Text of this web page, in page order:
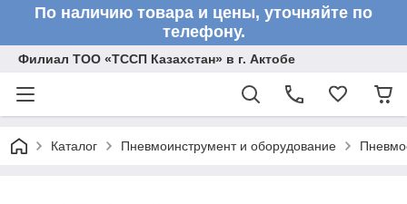
По наличию товара и цены, уточняйте по
телефону.
Филиал ТОО «ТССП Казахстан» в г. Актобе
Каталог Пневмоинструмент и оборудование